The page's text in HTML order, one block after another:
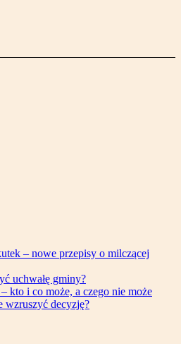
– nowe przepisy o milczącej
uchwałę gminy?
kto i co może, a czego nie może
wzruszyć decyzję?